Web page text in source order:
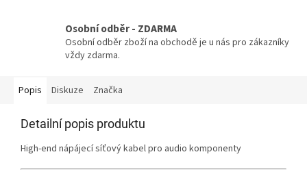
Osobní odběr - ZDARMA
Osobní odběr zboží na obchodě je u nás pro zákazníky
vždy zdarma.
Popis Diskuze Značka
Detailní popis produktu
High-end nápájecí síťový kabel pro audio komponenty